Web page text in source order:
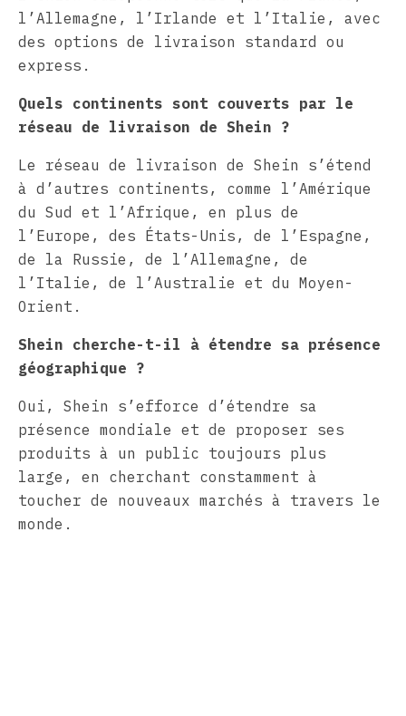
l’Allemagne, l’Irlande et l’Italie, avec
des options de livraison standard ou
express.
Quels continents sont couverts par le
réseau de livraison de Shein ?
Le réseau de livraison de Shein s’étend
à d’autres continents, comme l’Amérique
du Sud et l’Afrique, en plus de
l’Europe, des États-Unis, de l’Espagne,
de la Russie, de l’Allemagne, de
l’Italie, de l’Australie et du Moyen-
Orient.
Shein cherche-t-il à étendre sa présence
géographique ?
Oui, Shein s’efforce d’étendre sa
présence mondiale et de proposer ses
produits à un public toujours plus
large, en cherchant constamment à
toucher de nouveaux marchés à travers le
monde.